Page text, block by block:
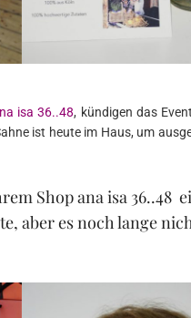
isa 36..48, kündigen das
ist heute im Haus, um
Shop ana isa 36..48
aber es noch lange